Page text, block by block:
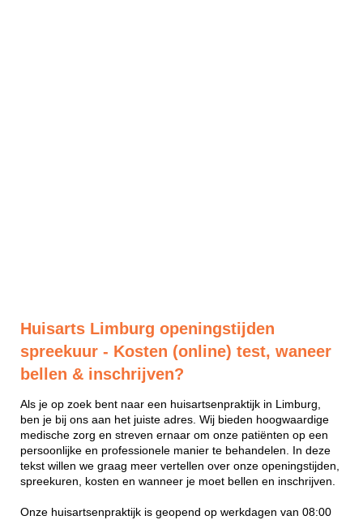
Huisarts Limburg openingstijden
spreekuur - Kosten (online) test, waneer
bellen & inschrijven?
Als je op zoek bent naar een huisartsenpraktijk in Limburg,
ben je bij ons aan het juiste adres. Wij bieden hoogwaardige
medische zorg en streven ernaar om onze patiënten op een
persoonlijke en professionele manier te behandelen. In deze
tekst willen we graag meer vertellen over onze openingstijden,
spreekuren, kosten en wanneer je moet bellen en inschrijven.
Onze huisartsenpraktijk is geopend op werkdagen van 08:00